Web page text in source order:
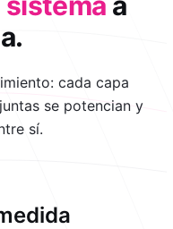
cada capa
se potencian y
sí.